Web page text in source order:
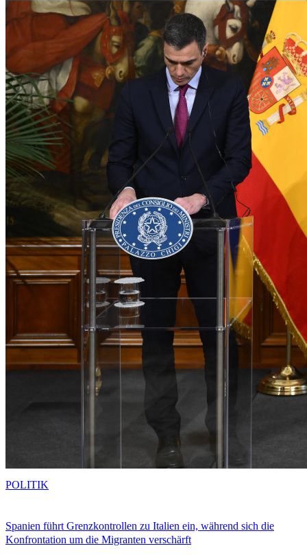
Spanien führt Grenzkontrollen zu Italien ein, während sich die
Konfrontation um die Migranten verschärft
POLITIK